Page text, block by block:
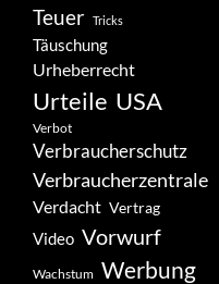
Teuer Tricks
Täuschung
Urheberrecht
Urteile USA
Verbot
Verbraucherschutz
Verbraucherzentrale
Verdacht Vertrag
Video Vorwurf
Wachstum Werbung